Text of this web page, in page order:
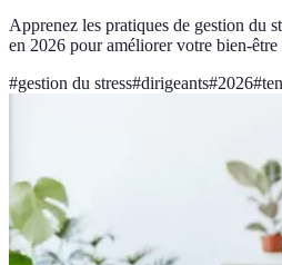
Apprenez les pratiques de gestion du
en 2026 pour améliorer votre bien-
#gestion du stress#dirigeants#2026#